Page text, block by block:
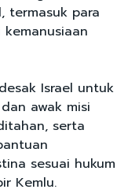
termasuk para
Israel untuk
awak misi
serta
sesuai hukum
Kemlu.